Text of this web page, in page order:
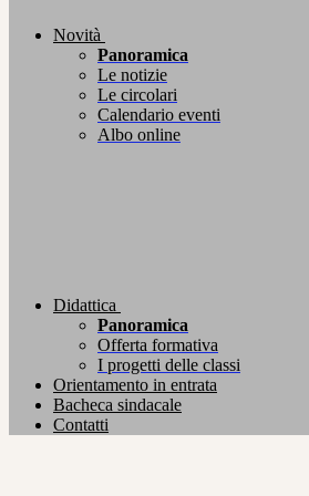
Novità
Panoramica
Le notizie
Le circolari
Calendario eventi
Albo online
Didattica
Panoramica
Offerta formativa
I progetti delle classi
Orientamento in entrata
Bacheca sindacale
Contatti